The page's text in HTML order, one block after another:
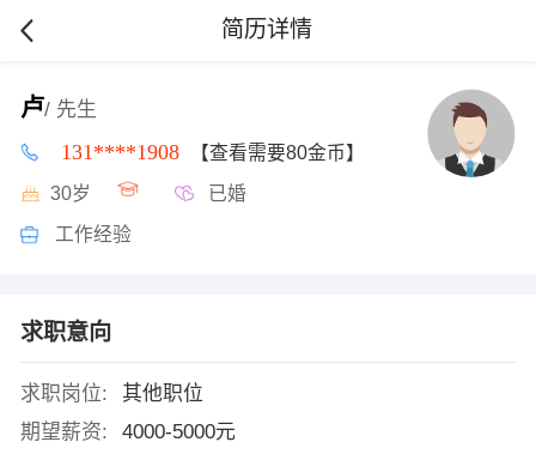
简历详情
卢/ 先生
131****1908 【查看需要80金币】
30岁 已婚
工作经验
求职意向
求职岗位:
其他职位
期望薪资:
4000-5000元